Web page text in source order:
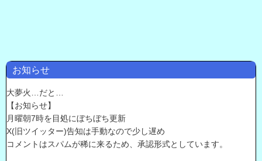
お知らせ
大夢火…だと…
【お知らせ】
月曜朝7時を目処にぼちぼち更新
X(旧ツイッター)告知は手動なので少し遅め
コメントはスパムが稀に来るため、承認形式としています。